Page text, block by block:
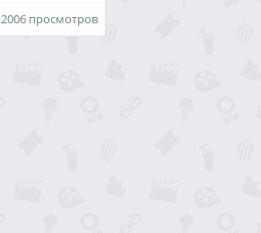
2006 просмотров